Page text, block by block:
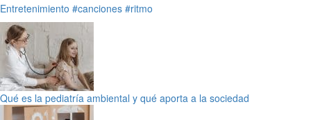
Entretenimiento #canciones #ritmo
Qué es la pediatría ambiental y qué aporta a la sociedad